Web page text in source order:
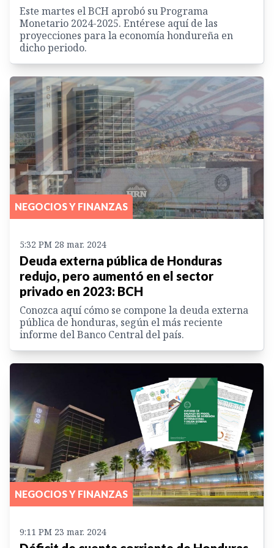
Este martes el BCH aprobó su Programa
Monetario 2024-2025. Entérese aquí de las
proyecciones para la economía hondureña en
dicho periodo.
NEGOCIOS Y FINANZAS
5:32 PM 28 mar. 2024
Deuda externa pública de Honduras
redujo, pero aumentó en el sector
privado en 2023: BCH
Conozca aquí cómo se compone la deuda externa
pública de honduras, según el más reciente
informe del Banco Central del país.
NEGOCIOS Y FINANZAS
9:11 PM 23 mar. 2024